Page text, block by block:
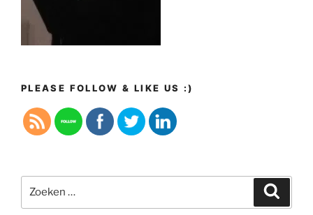
PLEASE FOLLOW & LIKE US :)
naar: